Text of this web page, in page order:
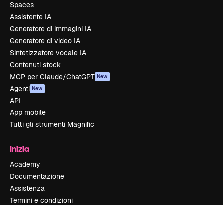
Spaces
Assistente IA
Generatore di immagini IA
Generatore di video IA
Sintetizzatore vocale IA
Contenuti stock
MCP per Claude/ChatGPT New
Agenti New
API
App mobile
Tutti gli strumenti Magnific
Inizia
Academy
Documentazione
Assistenza
Termini e condizioni